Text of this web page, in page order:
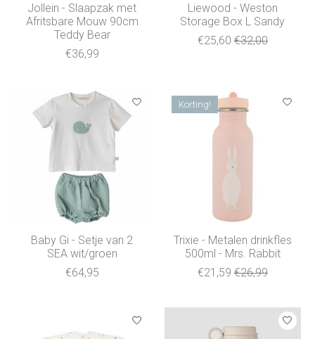
Jollein - Slaapzak met
Afritsbare Mouw 90cm
Teddy Bear
€36,99
Liewood - Weston
Storage Box L Sandy
€25,60 €32,00
Baby Gi - Setje van 2
SEA wit/groen
€64,95
Korting!
Trixie - Metalen drinkfles
500ml - Mrs. Rabbit
€21,59 €26,99